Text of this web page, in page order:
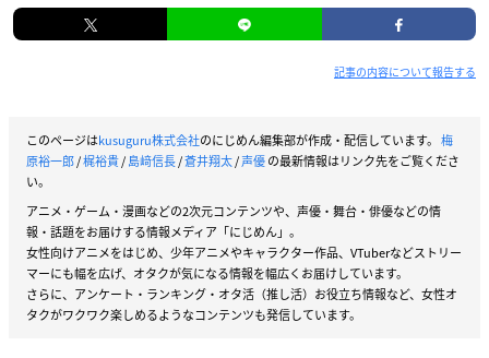
記事の内容について報告する
このページはkusuguru株式会社のにじめん編集部が作成・配信しています。 梅
原裕一郎/梶裕貴/島﨑信長/蒼井翔太/声優の最新情報はリンク先をご覧くださ
い。
アニメ・ゲーム・漫画などの2次元コンテンツや、声優・舞台・俳優などの情
報・話題をお届けする情報メディア「にじめん」。
女性向けアニメをはじめ、少年アニメやキャラクター作品、VTuberなどストリー
マーにも幅を広げ、オタクが気になる情報を幅広くお届けしています。
さらに、アンケート・ランキング・オタ活（推し活）お役立ち情報など、女性オ
タクがワクワク楽しめるようなコンテンツも発信しています。